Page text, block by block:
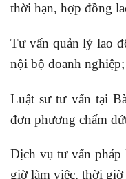
thời hạn, hợp đồng
Tư vấn quản lý lao
nội bộ doanh nghiệp;
Luật sư tư vấn tại
đơn phương chấm
Dịch vụ tư vấn
giờ làm việc, thời